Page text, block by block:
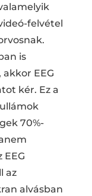
felvétel
is
EEG
kér. Ez a
70%-
az
alvásban